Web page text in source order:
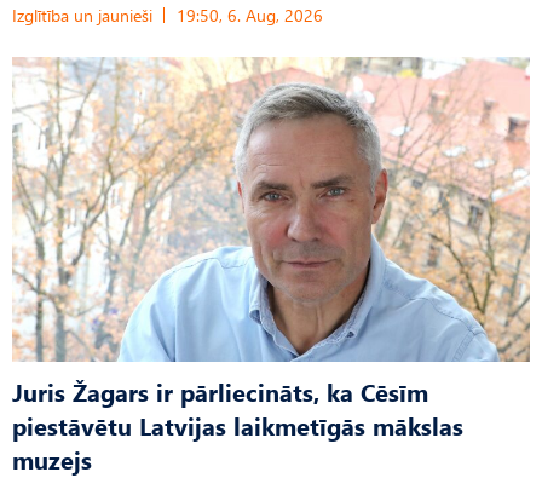
Izglītība un jaunieši 19:50, 6. Aug, 2026
Juris Žagars ir pārliecināts, ka Cēsīm
piestāvētu Latvijas laikmetīgās mākslas
muzejs